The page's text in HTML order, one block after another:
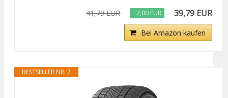
41,79 EUR −2,00 EUR 39,79 EUR
Bei Amazon kaufen
BESTSELLER NR. 7